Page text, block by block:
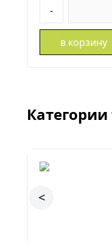
-
в корзину
<